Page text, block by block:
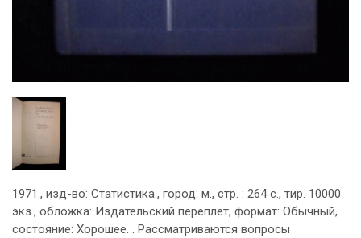
1971., изд-во: Статистика., город: м., стр. : 264 с., тир. 10000
экз., обложка: Издательский переплет, формат: Обычный,
состояние: Хорошее. . Рассматриваются вопросы